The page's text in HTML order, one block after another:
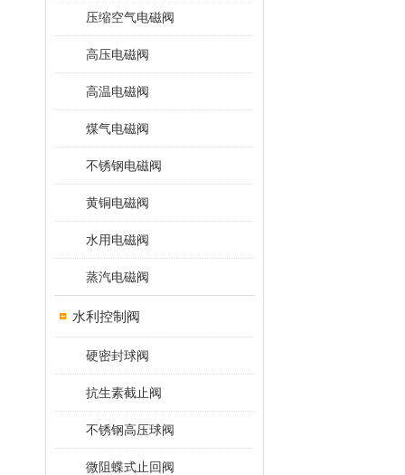
压缩空气电磁阀
高压电磁阀
高温电磁阀
煤气电磁阀
不锈钢电磁阀
黄铜电磁阀
水用电磁阀
蒸汽电磁阀
水利控制阀
硬密封球阀
抗生素截止阀
不锈钢高压球阀
微阻蝶式止回阀